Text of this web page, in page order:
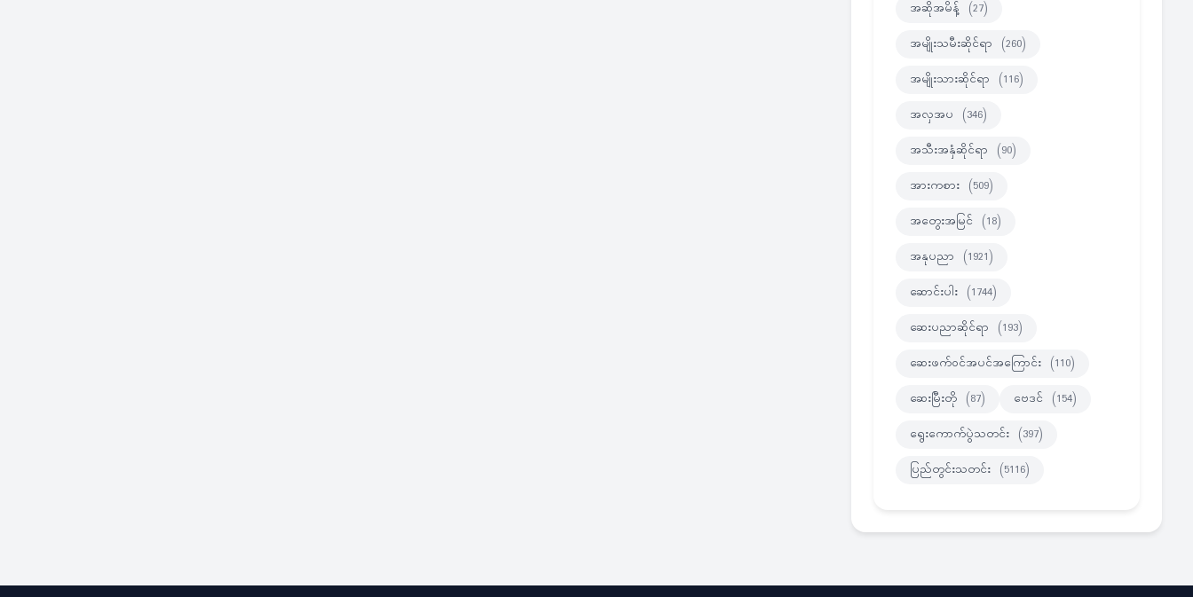
အဆိုအမိန့် (27)
အမျိုးသမီးဆိုင်ရာ (260)
အမျိုးသားဆိုင်ရာ (116)
အလှအပ (346)
အသီးအနှံဆိုင်ရာ (90)
အားကစား (509)
အတွေးအမြင် (18)
အနုပညာ (1921)
ဆောင်းပါး (1744)
ဆေးပညာဆိုင်ရာ (193)
ဆေးဖက်ဝင်အပင်အကြောင်း (110)
ဆေးမြီးတို (87) ဗေဒင် (154)
ရွေးကောက်ပွဲသတင်း (397)
ပြည်တွင်းသတင်း (5116)